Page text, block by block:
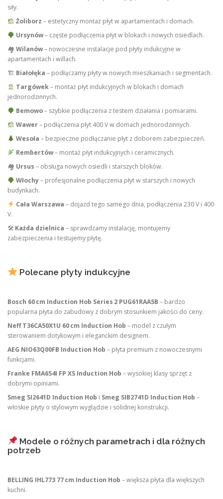
siły.
Żoliborz – estetyczny montaż płyt w apartamentach i domach.
Ursynów– częste podłączenia płyt w blokach i nowych osiedlach.
🏘 Wilanów– nowoczesne instalacje pod płyty indukcyjne w
apartamentach i willach.
🏗 Białołęka – podłączamy płyty w nowych mieszkaniach i segmentach.
Targówek– montaż płyt indukcyjnych w blokach i domach
jednorodzinnych.
Bemowo– szybkie podłączenia z testem działania i pomiarami.
Wawer– podłączenia płyt 400 V w domach jednorodzinnych.
Wesoła – bezpieczne podłączanie płyt z doborem zabezpieczeń.
Rembertów– montaż płyt indukcyjnych i ceramicznych.
🏘 Ursus – obsługa nowych osiedli i starszych bloków.
Włochy– profesjonalne podłączenia płyt w starszych i nowych
budynkach.
Cała Warszawa – dojazd tego samego dnia, podłączenia 230 V i 400
V.
🛠 Każda dzielnica – sprawdzamy instalację, montujemy
zabezpieczenia i testujemy płytę.
Polecane płyty indukcyjne
Bosch 60 cm Induction Hob Series 2 PUG61RAA5B – bardzo
popularna płyta do zabudowy z dobrym stosunkiem jakości do ceny.
Neff T36CA50X1U 60 cm Induction Hob – model z czułym
sterowaniem dotykowym i eleganckim designem.
AEG NIO63Q00FB Induction Hob – płyta premium z nowoczesnymi
funkcjami.
Franke FMA654I FP XS Induction Hob – wysokiej klasy sprzęt z
dobrymi opiniami.
Smeg SI2641D Induction Hob i Smeg SIB2741D Induction Hob –
włoskie płyty o stylowym wyglądzie i solidnej konstrukcji.
Modele o różnych parametrach i dla różnych
potrzeb
BELLING IHL773 77 cm Induction Hob – większa płyta dla większych
kuchni.